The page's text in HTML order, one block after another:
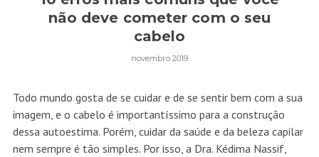
não deve cometer com o seu
cabelo
novembro 2019
Todo mundo gosta de se cuidar e de se sentir bem com a sua
imagem, e o cabelo é importantíssimo para a construção
dessa autoestima. Porém, cuidar da saúde e da beleza capilar
nem sempre é tão simples. Por isso, a Dra. Kédima Nassif,